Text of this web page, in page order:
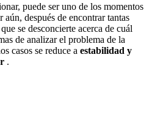
puede ser uno de los momentos
después de encontrar tantas
se desconcierte acerca de cuál
de analizar el problema de la
casos se reduce a estabilidad y
.